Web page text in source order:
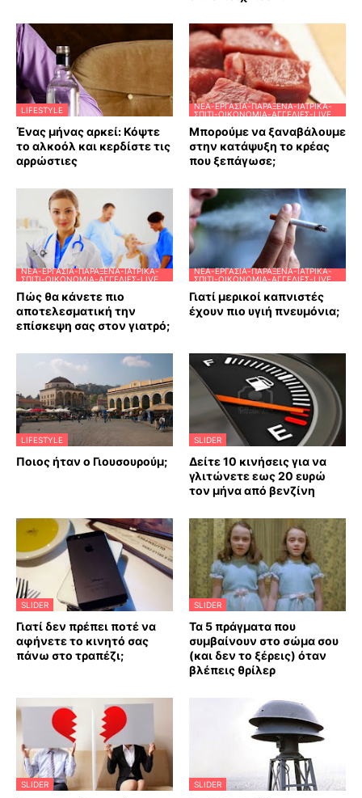
LIFESTYLE
Ένας μήνας αρκεί: Κόψτε
το αλκοόλ και κερδίστε τις
αρρώστιες
ΝΈΑ-ΕΡΓΑΣΊΑ-ΠΑΡΆΞΕΝΑ-ΙΑΤΡΙΚΆ-
ΣΠΊΤΙ-ΟΙΚΟΝΟΜΊΑ-ΑΓΓΕΛΊΕΣ-LIVE
Μπορούμε να ξαναβάλουμε
στην κατάψυξη το κρέας
που ξεπάγωσε;
ΝΈΑ-ΕΡΓΑΣΊΑ-ΠΑΡΆΞΕΝΑ-ΙΑΤΡΙΚΆ-
ΣΠΊΤΙ-ΟΙΚΟΝΟΜΊΑ-ΑΓΓΕΛΊΕΣ-LIVE
Πώς θα κάνετε πιο
αποτελεσματική την
επίσκεψη σας στον γιατρό;
ΝΈΑ-ΕΡΓΑΣΊΑ-ΠΑΡΆΞΕΝΑ-ΙΑΤΡΙΚΆ-
ΣΠΊΤΙ-ΟΙΚΟΝΟΜΊΑ-ΑΓΓΕΛΊΕΣ-LIVE
Γιατί μερικοί καπνιστές
έχουν πιο υγιή πνευμόνια;
LIFESTYLE
Ποιος ήταν ο Γιουσουρούμ;
SLIDER
Δείτε 10 κινήσεις για να
γλιτώνετε εως 20 ευρώ
τον μήνα από βενζίνη
SLIDER
Γιατί δεν πρέπει ποτέ να
αφήνετε το κινητό σας
πάνω στο τραπέζι;
SLIDER
Τα 5 πράγματα που
συμβαίνουν στο σώμα σου
(και δεν το ξέρεις) όταν
βλέπεις θρίλερ
SLIDER SLIDER